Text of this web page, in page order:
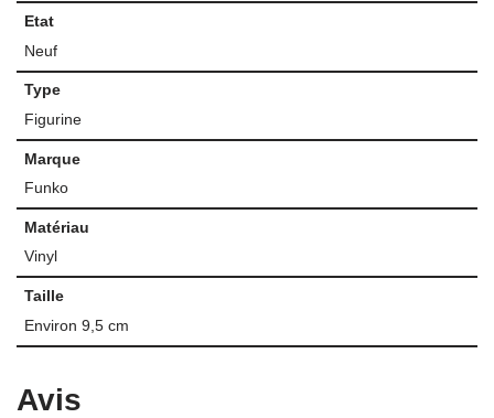
Etat
Neuf
Type
Figurine
Marque
Funko
Matériau
Vinyl
Taille
Environ 9,5 cm
Avis